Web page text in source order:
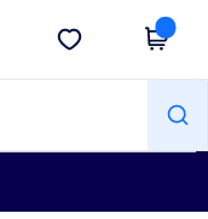
Descargar app